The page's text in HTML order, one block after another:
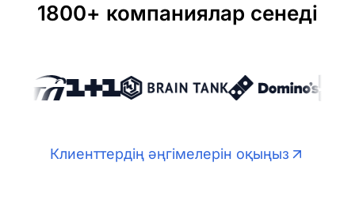
1800+ компаниялар сенеді
Клиенттердің әңгімелерін оқыңыз